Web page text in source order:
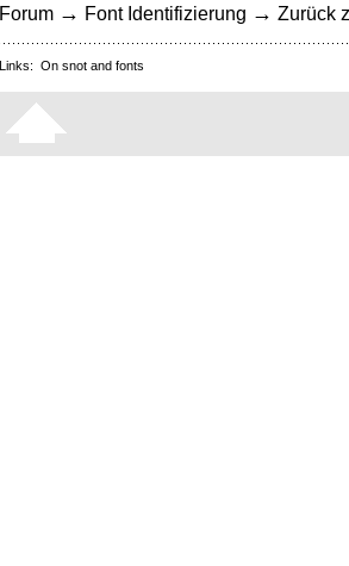
Forum → Font Identifizierung → Zurück
Links: On snot and fonts